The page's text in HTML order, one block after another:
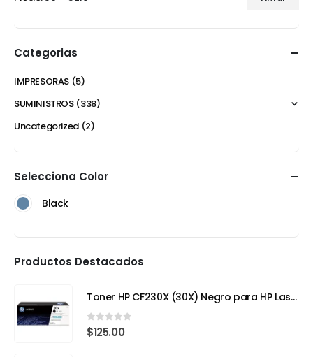
Categorias
IMPRESORAS (5)
SUMINISTROS (338)
Uncategorized (2)
Selecciona Color
Black
Productos Destacados
Toner HP CF230X (30X) Negro para HP LaserJet Pro
0out of 5
$125.00